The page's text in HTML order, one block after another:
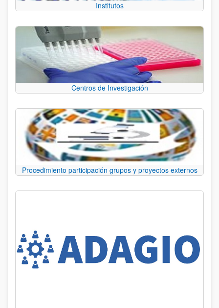
Institutos
Centros de Investigación
Procedimiento participación grupos y proyectos externos